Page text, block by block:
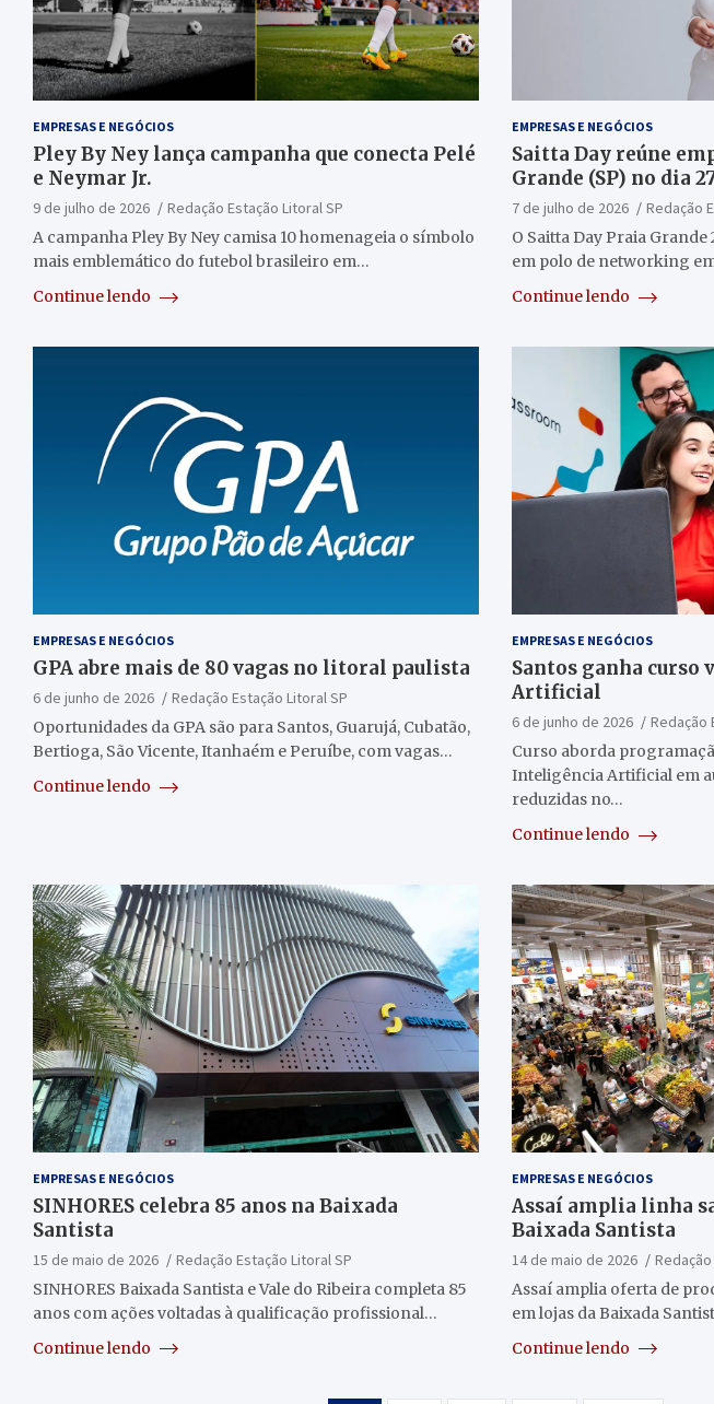
EMPRESAS E NEGÓCIOS
Pley By Ney lança campanha que conecta Pelé
e Neymar Jr.
9 de julho de 2026
Redação Estação Litoral SP
A campanha Pley By Ney camisa 10 homenageia o símbolo
mais emblemático do futebol brasileiro em…
Continue lendo
EMPRESAS E NEGÓCIOS
Saitta Day reúne
Grande (SP) no dia
7 de julho de 2026
Redação
O Saitta Day Praia
em polo de networking
Continue lendo
EMPRESAS E NEGÓCIOS
GPA abre mais de 80 vagas no litoral paulista
6 de junho de 2026
Redação Estação Litoral SP
Oportunidades da GPA são para Santos, Guarujá, Cubatão,
Bertioga, São Vicente, Itanhaém e Peruíbe, com vagas…
Continue lendo
EMPRESAS E NEGÓCIOS
Santos ganha
Artificial
6 de junho de 2026
Redação
Curso aborda
Inteligência Artificial em
reduzidas no…
Continue lendo
EMPRESAS E NEGÓCIOS
SINHORES celebra 85 anos na Baixada
Santista
15 de maio de 2026
Redação Estação Litoral SP
SINHORES Baixada Santista e Vale do Ribeira completa 85
anos com ações voltadas à qualificação profissional…
Continue lendo
EMPRESAS E NEGÓCIOS
Assaí amplia linha
Baixada Santista
14 de maio de 2026
Assaí amplia oferta de
em lojas da Baixada
Continue lendo